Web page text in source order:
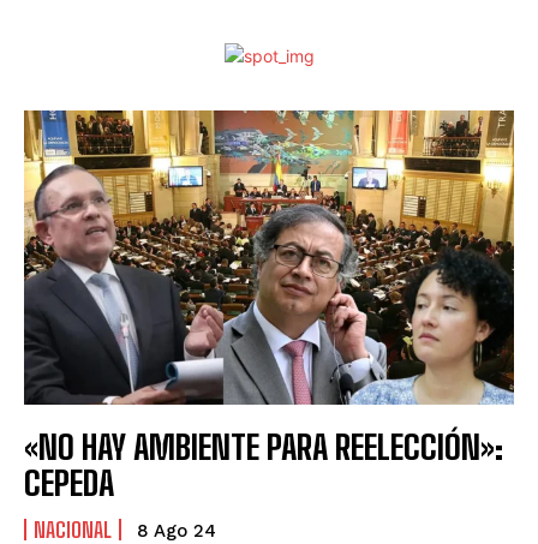
«NO HAY AMBIENTE PARA REELECCIÓN»:
CEPEDA
NACIONAL 8 Ago 24